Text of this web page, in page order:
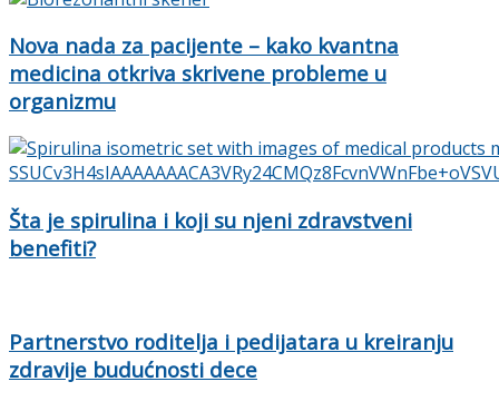
Nova nada za pacijente – kako kvantna
medicina otkriva skrivene probleme u
organizmu
Šta je spirulina i koji su njeni zdravstveni
benefiti?
Partnerstvo roditelja i pedijatara u kreiranju
zdravije budućnosti dece